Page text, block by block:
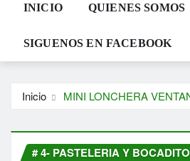
INICIO QUIENES SOMOS
SIGUENOS EN FACEBOOK
Inicio MINI LONCHERA
# 4- PASTELERIA Y